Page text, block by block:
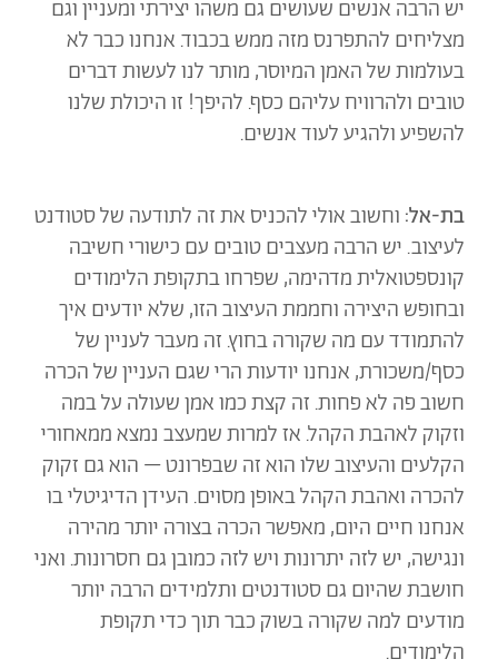
יש הרבה אנשים שעושים גם משהו יצירתי ומעניין וגם
מצליחים להתפרנס מזה ממש בכבוד. אנחנו כבר לא
בעולמות של האמן המיוסר, מותר לנו לעשות דברים
טובים ולהרוויח עליהם כסף. להיפך! זו היכולת שלנו
להשפיע ולהגיע לעוד אנשים.
בת-אל: וחשוב אולי להכניס את זה לתודעה של סטודנט
לעיצוב. יש הרבה מעצבים טובים עם כישורי חשיבה
קונספטואלית מדהימה, שפרחו בתקופת הלימודים
ובחופש היצירה וחממת העיצוב הזו, שלא יודעים איך
להתמודד עם מה שקורה בחוץ. זה מעבר לעניין של
כסף/משכורת, אנחנו יודעות הרי שגם העניין של הכרה
חשוב פה לא פחות. זה קצת כמו אמן שעולה על במה
וזקוק לאהבת הקהל. אז למרות שמעצב נמצא ממאחורי
הקלעים והעיצוב שלו הוא זה שבפרונט – הוא גם זקוק
להכרה ואהבת הקהל באופן מסוים. העידן הדיגיטלי בו
אנחנו חיים היום, מאפשר הכרה בצורה יותר מהירה
ונגישה, יש לזה יתרונות ויש לזה כמובן גם חסרונות. ואני
חושבת שהיום גם סטודנטים ותלמידים הרבה יותר
מודעים למה שקורה בשוק כבר תוך כדי תקופת
הלימודים.